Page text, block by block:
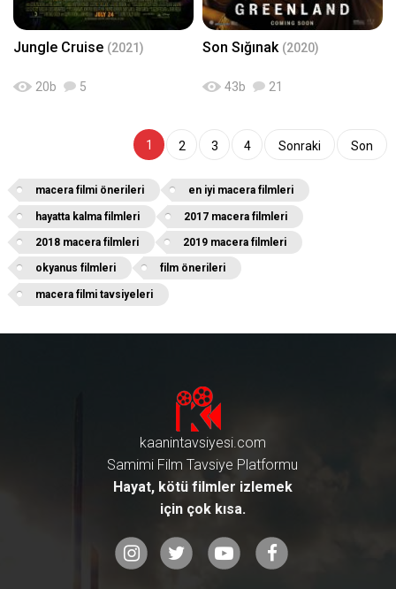
Jungle Cruise (2021)
20b 5
Son Sığınak (2020)
43b 21
1 2 3 4 Sonraki Son
macera filmi önerileri en iyi macera filmleri
hayatta kalma filmleri 2017 macera filmleri
2018 macera filmleri 2019 macera filmleri
okyanus filmleri film önerileri
macera filmi tavsiyeleri
kaanintavsiyesi.com
Samimi Film Tavsiye Platformu
Hayat, kötü filmler izlemek
için çok kısa.